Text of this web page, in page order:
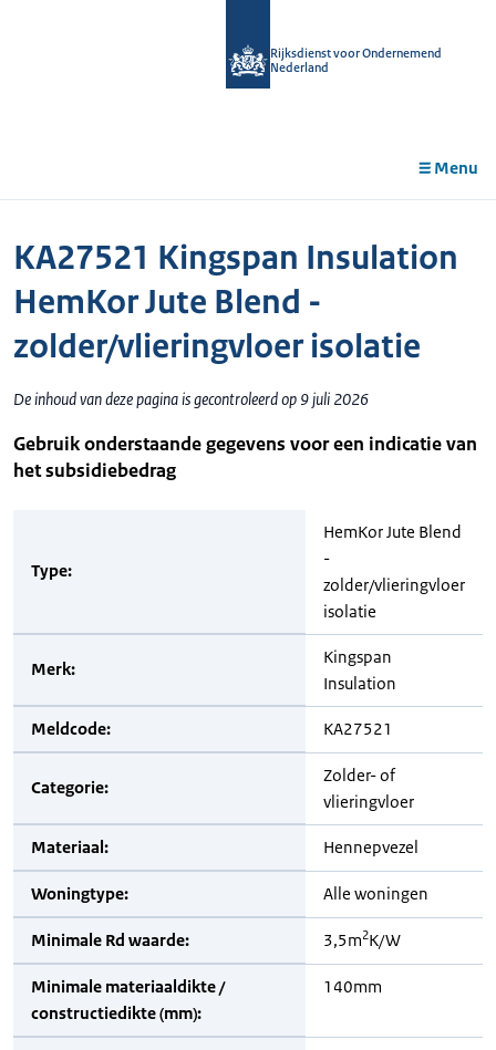
Rijksdienst voor Ondernemend
Nederland
Menu
KA27521 Kingspan Insulation
HemKor Jute Blend -
zolder/vlieringvloer isolatie
De inhoud van deze pagina is gecontroleerd op 9 juli 2026
Gebruik onderstaande gegevens voor een indicatie van
het subsidiebedrag
Type:
HemKor Jute Blend
-
zolder/vlieringvloer
isolatie
Merk:
Kingspan
Insulation
Meldcode: KA27521
Categorie:
Zolder- of
vlieringvloer
Materiaal: Hennepvezel
Woningtype: Alle woningen
Minimale Rd waarde: 3,5m2K/W
Minimale materiaaldikte /
constructiedikte (mm):
140mm